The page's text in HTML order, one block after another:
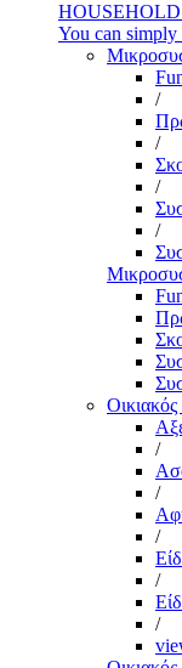
You can
/
/
/
/
/
/
/
/
/